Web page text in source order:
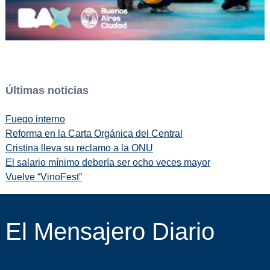
Últimas noticias
Fuego interno
Reforma en la Carta Orgánica del Central
Cristina lleva su reclamo a la ONU
El salario mínimo debería ser ocho veces mayor
Vuelve “VinoFest”
El Mensajero Diario